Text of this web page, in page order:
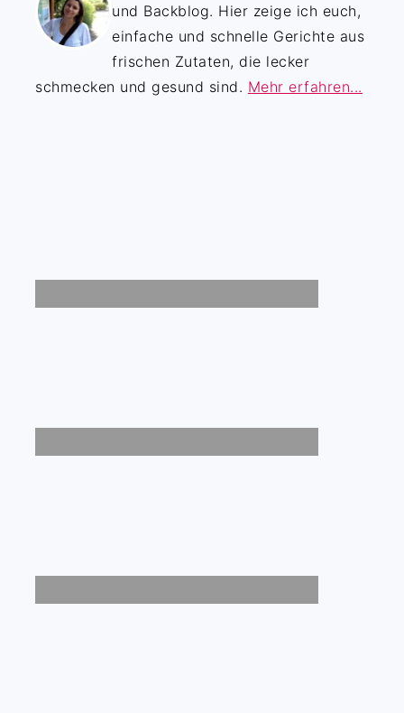
und Backblog. Hier zeige ich euch,
einfache und schnelle Gerichte aus
frischen Zutaten, die lecker
schmecken und gesund sind. Mehr erfahren...